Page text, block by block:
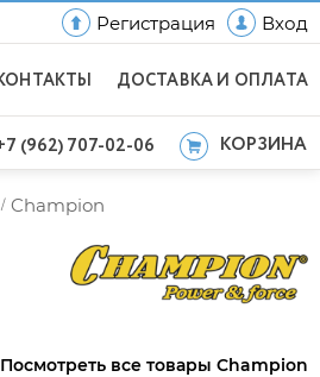
Регистрация Вход
ДОСТАВКА И ОПЛАТА
(962) 707-02-06 КОРЗИНА
/ Champion
Посмотреть все товары Champion